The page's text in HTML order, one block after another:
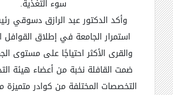
سوء التغذية.
وأكد الدكتور عبد الرازق دسوقي
استمرار الجامعة في إطلاق القوافل
والقرى الأكثر احتياجًا على مستوى
ضمت القافلة نخبة من أعضاء هيئة
التخصصات المختلفة من كوادر